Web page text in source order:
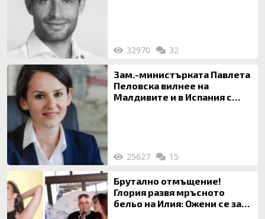
32970 32
Зам.-министърката Павлета
Пеловска вилнее на
Малдивите и в Испания с
25627 15
Брутално отмъщение!
Глория развя мръсното
бельо на Илия: Ожени се за